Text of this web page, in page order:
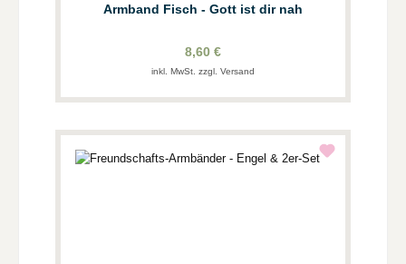
Armband Fisch - Gott ist dir nah
8,60 €
inkl. MwSt. zzgl. Versand